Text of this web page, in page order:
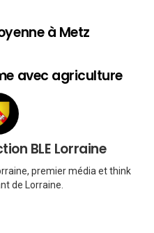
à Metz
avec agriculture
BLE Lorraine
premier média et think
de Lorraine.